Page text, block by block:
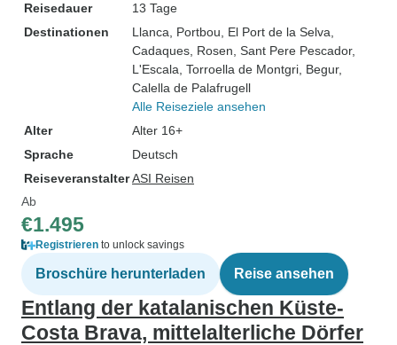
Reisedauer
13 Tage
Destinationen
Llanca , Portbou , El Port de la Selva
Cadaques , Rosen , Sant Pere Pescador,
L'Escala , Torroella de Montgri , Begur,
Calella de Palafrugell
Alle Reiseziele ansehen
Alter
Alter 16+
Sprache
Deutsch
ReiseveranstalterASI Reisen
Ab
€1.495
Registrieren to unlock savings
Broschüre herunterladen Reise ansehen
Entlang der katalanischen Küste-
Costa Brava, mittelalterliche Dörfer